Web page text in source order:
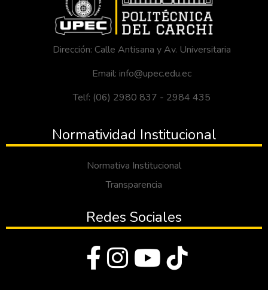
Dirección: Calle Antisana y Av. Universitaria
Email: info@upec.edu.ec
Telf: (06) 2980 837 - 2984 435
Normatividad Institucional
Normativa Institucional
Transparencia
Redes Sociales